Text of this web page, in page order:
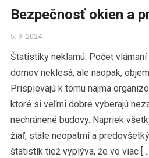
Bezpečnosť okien a
5. 9. 2024
Štatistiky neklamú. Počet
domov neklesá, ale naopak,
Prispievajú k tomu najmä
ktoré si veľmi dobre vyberajú
nechránené budovy. Napriek
žiaľ, stále neopatrní a
štatistík tiež vyplýva, že vo viac […]